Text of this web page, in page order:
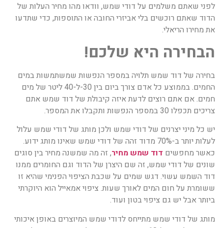
לפני שאתם משלמים על דודי שמש, וודאו מהו מחיר העלות של
הדוד שאתם רוכשים בלי אביזרי החובה או התוספות, כדי שתדעו
את מחירו הריאלי.
הבחירה היא שלכם!
בחירה של דוד שמש תלויה במספר הנפשות שמשתמשות במים
החמים. בממוצע כל אדם צורך ביום בין 30-ל-40 ליטר של מים
חמים. אם אתם רוצים לדעת איזה קיבולת של דוד שמש אתם
צריכים תכפלו 30 במספר הנפשות ותקבלו את המספר.
יש כל מיני יצרנים של דודי שמש ולכן מותג של דודי שמש עלול
לעלות יותר ב-70% מדוד זהה של דודי שמש שאינו מותג ידוע.
כאשר מחפשים דוד שמש מחיר, זה מה שמשנה מחיר בין סוגים
שונים של דודי שמש, זה שם היצרן של הדוד וגם החומרים ממנו
דוד השמש עשוי. דגש שמים על שכבת הציפוי הפנימי שהיא זו
ששומרת על חום המים לאורך שעות. ציפוי אמאייל הוא היוקרתי
ביותר אבל יש גם ציפוי בטון ועוד.
מותג של דודי שמש מתייחס לדודי שמש המיוצרים באופן איכותי